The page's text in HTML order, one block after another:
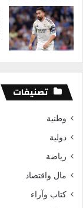
تصنيفات
وطنية
دولية
رياضة
مال واقتصاد
كتاب وآراء